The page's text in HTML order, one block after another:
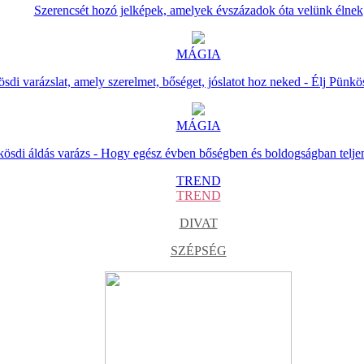
Szerencsét hozó jelképek, amelyek évszázadok óta velünk élnek
MÁGIA
varázslat, amely szerelmet, bőséget, jóslatot hoz neked - Élj
MÁGIA
áldás varázs - Hogy egész évben bőségben és boldogságban
TREND
TREND
DIVAT
SZÉPSÉG